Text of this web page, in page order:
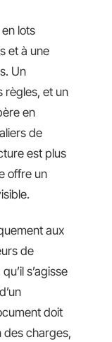
lots
et à une
Un
règles, et un
en
de
est plus
offre un
aux
de
s’agisse
doit
des charges,